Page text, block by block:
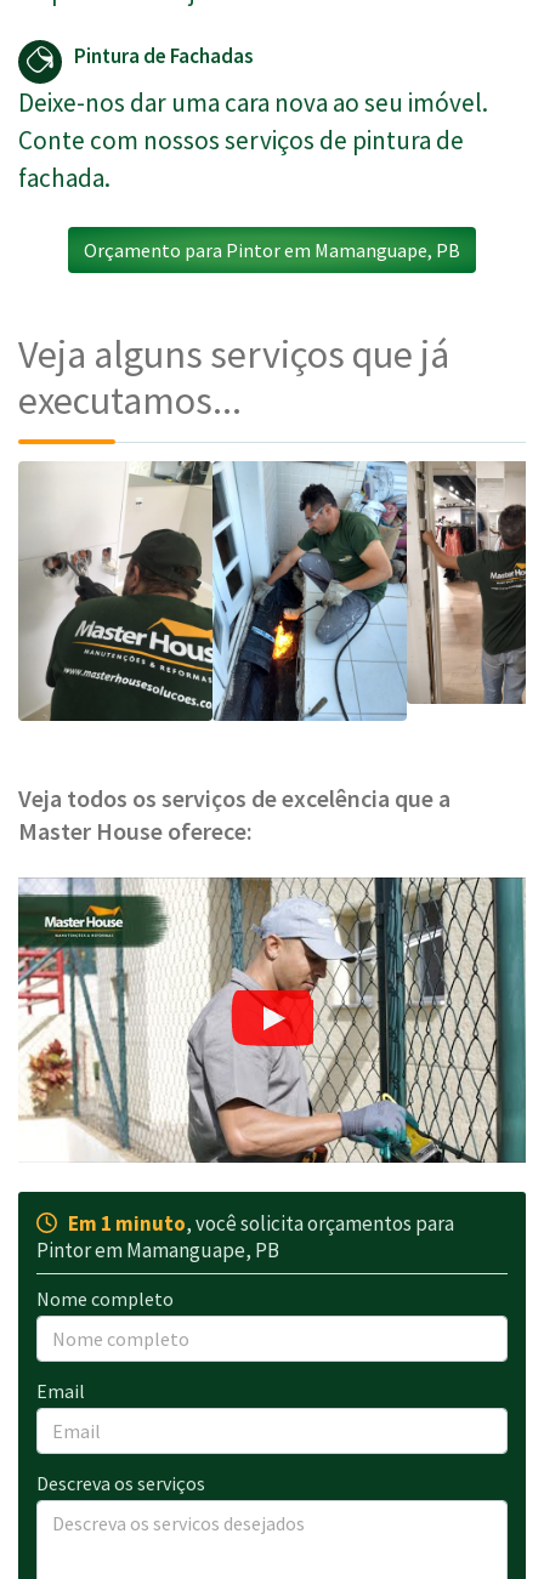
Pintura de Fachadas
Deixe-nos dar uma cara nova ao seu imóvel.
Conte com nossos serviços de pintura de
fachada.
Orçamento para Pintor em Mamanguape, PB
Veja alguns serviços que já
executamos...
Veja todos os serviços de excelência que a
Master House oferece:
Em 1 minuto, você solicita orçamentos para
Pintor em Mamanguape, PB
Nome completo
Email
Descreva os serviços